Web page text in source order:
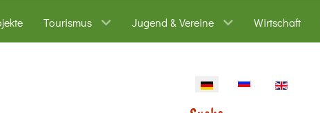
Tourismus Jugend & Vereine Wirtschaft
Sprache auswählen